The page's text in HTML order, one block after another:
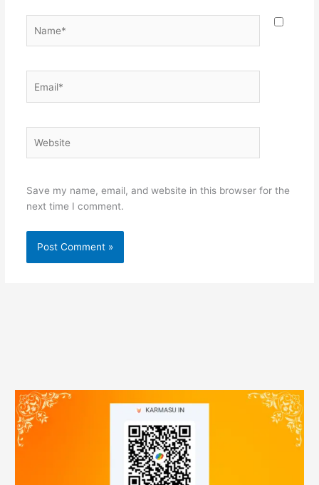
Save my name, email, and website in this browser for the
next time I comment.